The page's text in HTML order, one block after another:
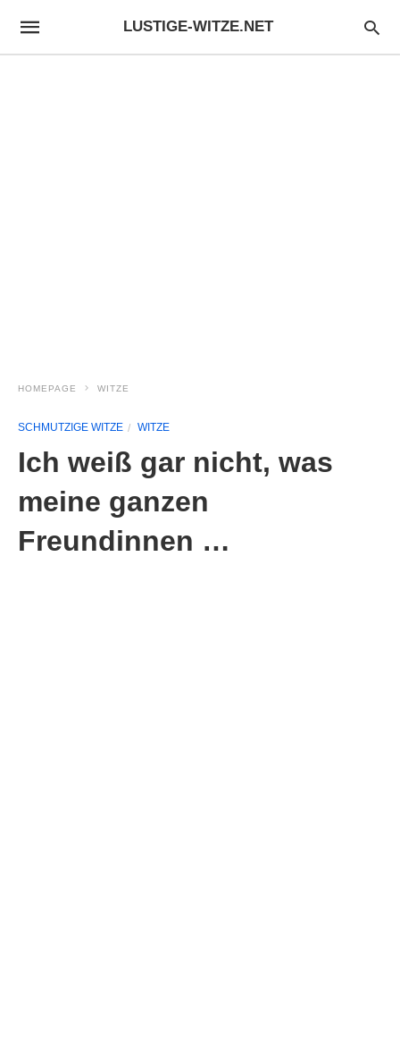
LUSTIGE-WITZE.NET
HOMEPAGE WITZE
SCHMUTZIGE WITZE WITZE
Ich weiß gar nicht, was
meine ganzen
Freundinnen …